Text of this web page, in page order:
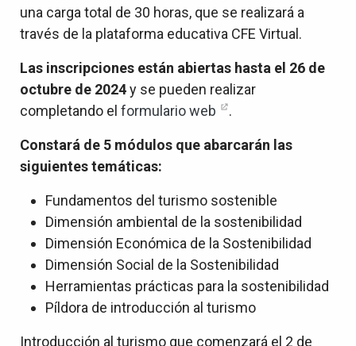
una carga total de 30 horas, que se realizará a
través de la plataforma educativa CFE Virtual.
Las inscripciones están abiertas hasta el 26 de
octubre de 2024y se pueden realizar
completando el formulario web .
Constará de 5 módulos que abarcarán las
siguientes temáticas:
Fundamentos del turismo sostenible
Dimensión ambiental de la sostenibilidad
Dimensión Económica de la Sostenibilidad
Dimensión Social de la Sostenibilidad
Herramientas prácticas para la sostenibilidad
Píldora de introducción al turismo
Introducción al turismo que comenzará el 2 de